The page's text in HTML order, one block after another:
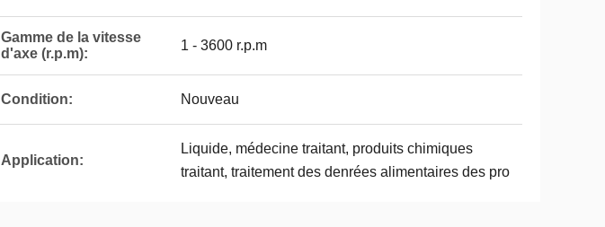
Gamme de la vitesse
d'axe (r.p.m):
1 - 3600 r.p.m
Condition: Nouveau
Application:
Liquide, médecine traitant, produits chimiques
traitant, traitement des denrées alimentaires des pro